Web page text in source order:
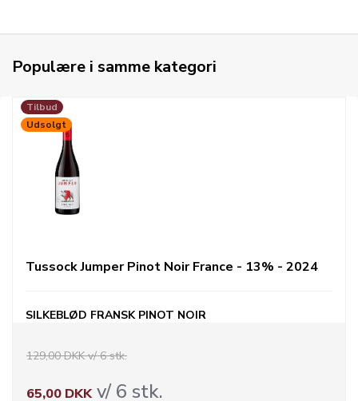
Populære i samme kategori
Tilbud
Udsolgt
Tussock Jumper Pinot Noir France - 13% - 2024
SILKEBLØD FRANSK PINOT NOIR
129,00 DKK v/ 6 stk.
65,00 DKKv/ 6 stk.